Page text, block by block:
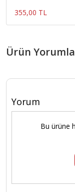
355,00 TL
Ürün
Yorum
Bu ürüne